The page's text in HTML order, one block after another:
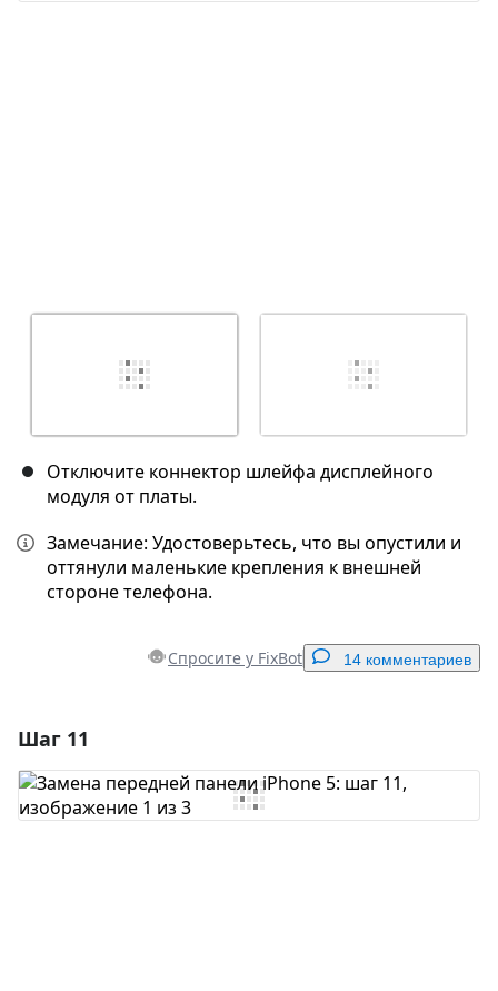
Отключите коннектор шлейфа дисплейного
модуля от платы.
Замечание: Удостоверьтесь, что вы опустили и
оттянули маленькие крепления к внешней
стороне телефона.
Спросите у FixBot 14 комментариев
Добавить комментарий
Шаг 11